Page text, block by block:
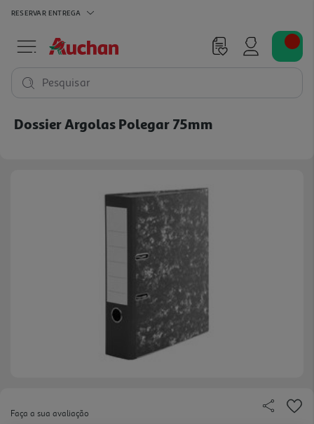
RESERVAR ENTREGA
Pesquisar
Dossier Argolas Polegar 75mm
Faça a sua avaliação